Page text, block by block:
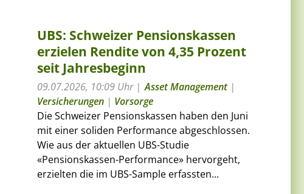
UBS: Schweizer Pensionskassen
erzielen Rendite von 4,35 Prozent
seit Jahresbeginn
09.07.2026, 10:09 Uhr Asset Management|
Versicherungen | Vorsorge
Die Schweizer Pensionskassen haben den Juni
mit einer soliden Performance abgeschlossen.
Wie aus der aktuellen UBS-Studie
«Pensionskassen-Performance» hervorgeht,
erzielten die im UBS-Sample erfassten...